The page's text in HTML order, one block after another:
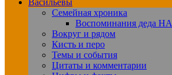
Васильевы
Семейная хроника
Воспоминания деда НА
Вокруг и рядом
Кисть и перо
Темы и события
Цитаты и комментарии